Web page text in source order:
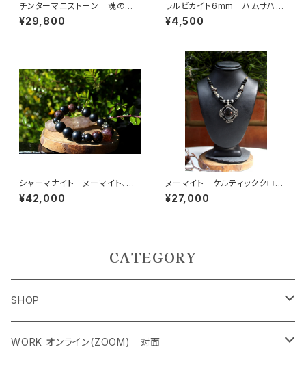
チンターマニストーン 魂の使
命、願いを叶える、シリウス星か
らのメッセンジャー
¥29,800
ラルビカイト6mm ハムサハン
ド
¥4,500
シャーマナイト ヌーマイト、モ
リオン シャーマンの為のブレ
スレット
¥42,000
ヌーマイト ケルティッククロ
ス 永遠の神の愛、魔力を持っ
て保護する力
¥27,000
CATEGORY
SHOP
ペンダントトップ＜レアストーン＞
WORK オンライン(ZOOM) 対面